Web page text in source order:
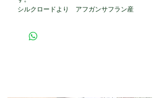
シルクロードより アフガンサフラン産